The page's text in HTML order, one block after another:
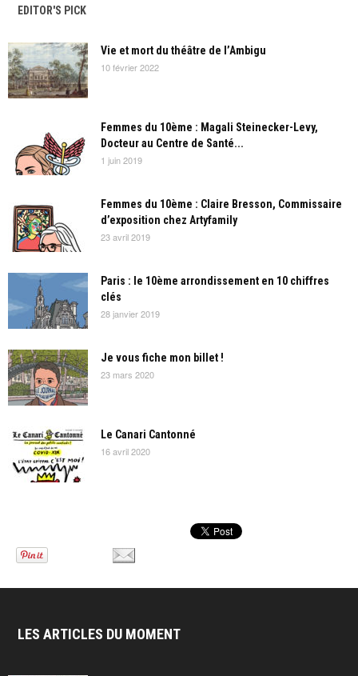
EDITOR'S PICK
Vie et mort du théâtre de l’Ambigu
10 février 2022
Femmes du 10ème : Magali Steinecker-Levy,
Docteur au Centre de Santé...
1 juin 2019
Femmes du 10ème : Claire Bresson, Commissaire
d’exposition chez Artyfamily
23 avril 2019
Paris : le 10ème arrondissement en 10 chiffres
clés
28 janvier 2019
Je vous fiche mon billet !
23 mars 2020
Le Canari Cantonné
16 avril 2020
LES ARTICLES DU MOMENT